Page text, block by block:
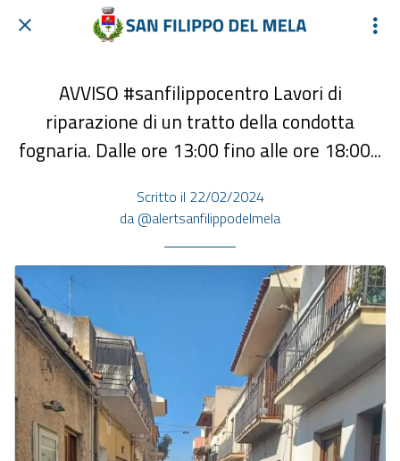
AVVISO #sanfilippocentro Lavori di
riparazione di un tratto della condotta
fognaria. Dalle ore 13:00 fino alle ore 18:00...
Scritto il 22/02/2024
da @alertsanfilippodelmela